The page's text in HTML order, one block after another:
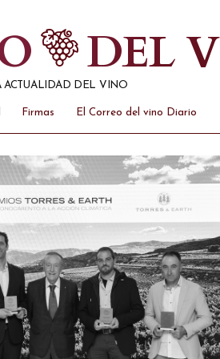
DEL
ACTUALIDAD DEL VINO
Firmas El Correo del vino Diario